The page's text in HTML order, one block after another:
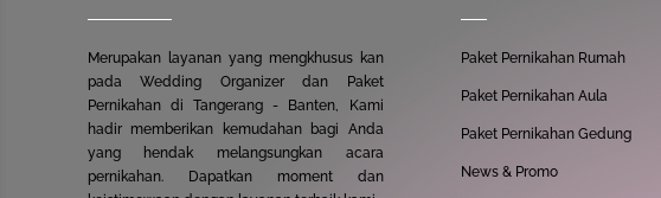
Merupakan layanan yang mengkhusus kan
padaWedding Organizerdan Paket
Pernikahan di Tangerang - Banten, Kami
hadir memberikan kemudahan bagi Anda
yang hendak melangsungkan acara
pernikahan. Dapatkan moment dan
Paket Pernikahan Rumah
Paket Pernikahan Aula
Paket Pernikahan Gedung
News & Promo